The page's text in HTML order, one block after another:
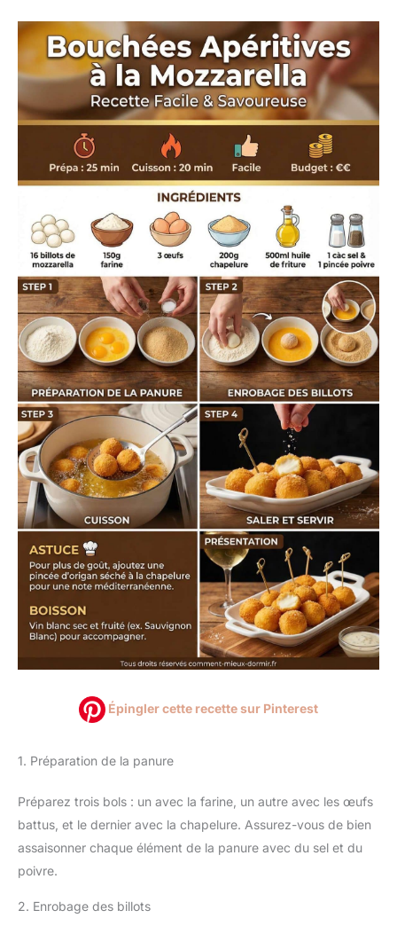
Épingler cette recette sur Pinterest
1. Préparation de la panure
Préparez trois bols : un avec la farine, un autre avec les œufs
battus, et le dernier avec la chapelure. Assurez-vous de bien
assaisonner chaque élément de la panure avec du sel et du
poivre.
2. Enrobage des billots